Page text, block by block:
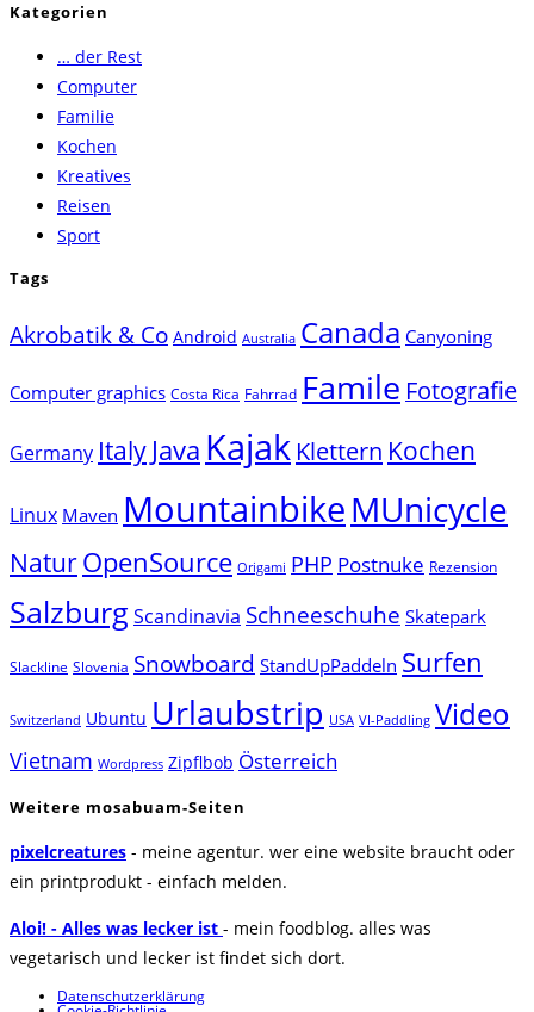
Kategorien
… der Rest
Computer
Familie
Kochen
Kreatives
Reisen
Sport
Tags
Akrobatik & Co Android Australia Canada Canyoning
Computer graphics Costa Rica Fahrrad Famile Fotografie
Germany Italy Java Kajak Klettern Kochen
Linux Maven MountainbikeMUnicycle
NaturOpenSource Origami PHP Postnuke Rezension
SalzburgScandinavia Schneeschuhe Skatepark
Slackline Slovenia Snowboard StandUpPaddeln Surfen
Switzerland Ubuntu Urlaubstrip USA VI-Paddling Video
Vietnam Wordpress Zipflbob Österreich
Weitere mosabuam-Seiten
pixelcreatures - meine agentur. wer eine website braucht oder
ein printprodukt - einfach melden.
Aloi! - Alles was lecker ist - mein foodblog. alles was
vegetarisch und lecker ist findet sich dort.
Datenschutzerklärung